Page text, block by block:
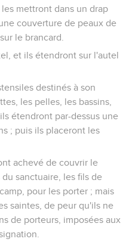
mettront dans un drap
couverture de peaux de
le brancard.
et ils étendront sur l'autel
destinés à son
les pelles, les bassins,
étendront par-dessus une
; puis ils placeront les
achevé de couvrir le
sanctuaire, les fils de
pour les porter ; mais
saintes, de peur qu'ils ne
de porteurs, imposées aux